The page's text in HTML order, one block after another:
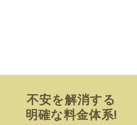
不安を解消する
明確な料金体系!